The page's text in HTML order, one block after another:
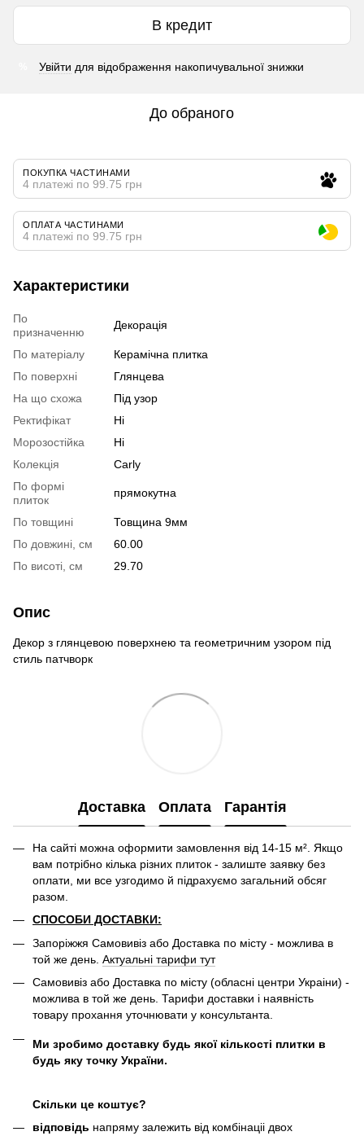
В кредит
Увійти для відображення накопичувальної знижки
До обраного
ПОКУПКА ЧАСТИНАМИ
4 платежі по 99.75 грн
ОПЛАТА ЧАСТИНАМИ
4 платежі по 99.75 грн
Характеристики
По
призначенню
Декорація
По матеріалу
Керамічна плитка
По поверхні
Глянцева
На що схожа
Під узор
Ректифікат
Ні
Морозостійка
Ні
Колекція
Carly
По формі
плиток
прямокутна
По товщині
Товщина 9мм
По довжині, см
60.00
По висоті, см
29.70
Опис
Декор з глянцевою поверхнею та геометричним узором під
стиль патчворк
Доставка Оплата Гарантія
На сайті можна оформити замовлення від 14-15 м². Якщо
вам потрібно кілька різних плиток - залиште заявку без
оплати, ми все узгодимо й підрахуємо загальний обсяг
разом.
СПОСОБИ ДОСТАВКИ:
Запоріжжя Самовивіз або Доставка по місту - можлива в
той же день. Актуальні тарифи тут
Самовивіз або Доставка по місту (обласні центри Украіни) -
можлива в той же день. Тарифи доставки і наявність
товару прохання уточнювати у консультанта.
Ми зробимо доставку будь якої кількості плитки в
будь яку точку України.
Скільки це коштує?
відповідь напряму залежить від комбінаціі двох